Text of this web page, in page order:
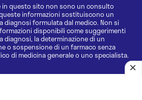
questo sito non sono un consulto
informazioni sostituiscono un
diagnosi formulata dal medico. Non si
disponibili come suggerimenti
diagnosi, la determinazione di un
o sospensione di un farmaco senza
di medicina generale o uno specialista.